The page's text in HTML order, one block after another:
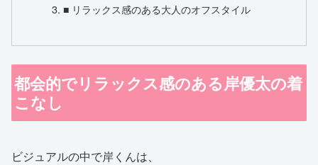
■ リラックス感のある大人のオフスタイル
都会的でリラックス感のある岸優太の着
こなし
ビジュアルの中で岸くんは、